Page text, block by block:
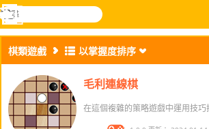
樂和遊
搜
尋
登入
功
能
棋類遊戲 以掌握度排序
毛利連線棋
在這個複雜的策略遊戲中運用技巧